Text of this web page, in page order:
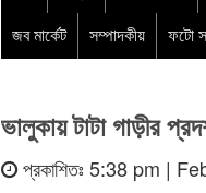
জব মার্কেট সম্পাদকীয় ফটো
ভালুকায় টাটা গাড়ীর
প্রকাশিতঃ 5:38 pm |